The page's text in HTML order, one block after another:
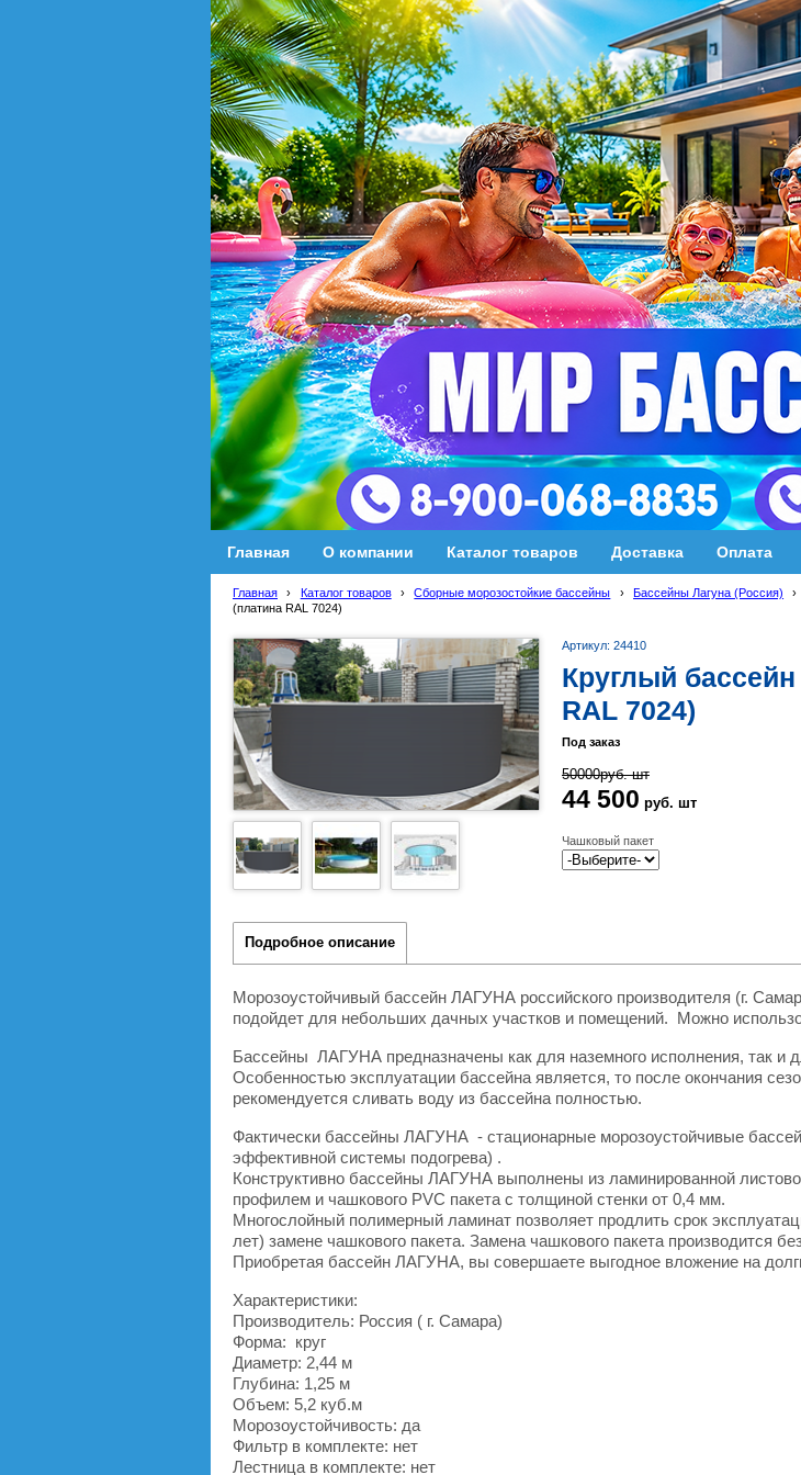
Главная О компании Каталог товаров Доставка Оплата
Главная › Каталог товаров › Сборные морозостойкие бассейны › Бассейны Лагуна (Россия) ›
(платина RAL 7024)
Артикул: 24410
Круглый
RAL 7024)
Под заказ
50000руб. шт
44 500 руб. шт
Чашковый пакет
Подробное описание
Морозоустойчивый бассейн ЛАГУНА российского производителя (г.
подойдет для небольших дачных участков и помещений. Можно
Бассейны ЛАГУНА предназначены как для наземного исполнения, так и
Особенностью эксплуатации бассейна является, то после окончания
рекомендуется сливать воду из бассейна полностью.
Фактически бассейны ЛАГУНА - стационарные морозоустойчивые
эффективной системы подогрева) .
Конструктивно бассейны ЛАГУНА выполнены из ламинированной
профилем и чашкового PVC пакета с толщиной стенки от 0,4 мм.
Многослойный полимерный ламинат позволяет продлить срок
лет) замене чашкового пакета. Замена чашкового пакета производится
Приобретая бассейн ЛАГУНА, вы совершаете выгодное вложение на
Характеристики:
Производитель: Россия ( г. Самара)
Форма: круг
Диаметр: 2,44 м
Глубина: 1,25 м
Объем: 5,2 куб.м
Морозоустойчивость: да
Фильтр в комплекте: нет
Лестница в комплекте: нет